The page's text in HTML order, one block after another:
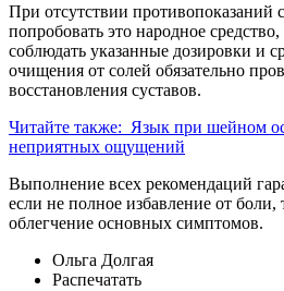
При отсутствии противопоказаний
попробовать это народное
соблюдать указанные дозировки и
очищения от солей обязательно
восстановления суставов.
Читайте также: Язык при шейном
неприятных ощущений
Выполнение всех рекомендаций
если не полное избавление от боли,
облегчение основных симптомов.
Ольга Долгая
Распечатать